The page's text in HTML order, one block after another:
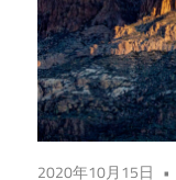
2020年10月15日